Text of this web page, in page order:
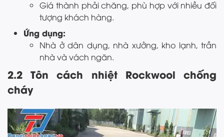
Giá thành phải chăng, phù hợp với nhiều đối
tượng khách hàng.
Ứng dụng:
Nhà ở dân dụng, nhà xưởng, kho lạnh, trần
nhà và vách ngăn.
2.2 Tôn cách nhiệt Rockwool chống
cháy